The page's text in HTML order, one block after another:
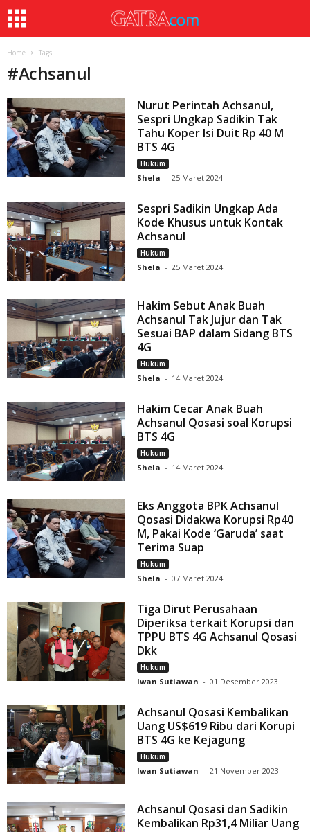
Home Tags
#Achsanul
Nurut Perintah Achsanul,
Sespri Ungkap Sadikin Tak
Tahu Koper Isi Duit Rp 40 M
BTS 4G
Hukum
Shela - 25 Maret 2024
Sespri Sadikin Ungkap Ada
Kode Khusus untuk Kontak
Achsanul
Hukum
Shela - 25 Maret 2024
Hakim Sebut Anak Buah
Achsanul Tak Jujur dan Tak
Sesuai BAP dalam Sidang BTS
4G
Hukum
Shela - 14 Maret 2024
Hakim Cecar Anak Buah
Achsanul Qosasi soal Korupsi
BTS 4G
Hukum
Shela - 14 Maret 2024
Eks Anggota BPK Achsanul
Qosasi Didakwa Korupsi Rp40
M, Pakai Kode ‘Garuda’ saat
Terima Suap
Hukum
Shela - 07 Maret 2024
Tiga Dirut Perusahaan
Diperiksa terkait Korupsi dan
TPPU BTS 4G Achsanul Qosasi
Dkk
Hukum
Iwan Sutiawan - 01 Desember 2023
Achsanul Qosasi Kembalikan
Uang US$619 Ribu dari Korupi
BTS 4G ke Kejagung
Hukum
Iwan Sutiawan - 21 November 2023
Achsanul Qosasi dan Sadikin
Kembalikan Rp31,4 Miliar Uang